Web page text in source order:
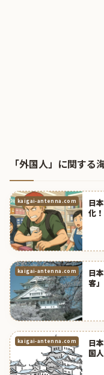
「外国人」に関する
kaigai-antenna.com
日
化
kaigai-antenna.com
日
客
kaigai-antenna.com
日
国